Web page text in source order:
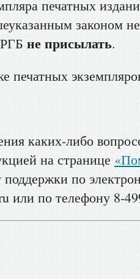
печатных
законом не
не присылать.
печатных
каких-либо
на странице
поддержки по
или по телефону 8-